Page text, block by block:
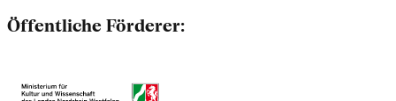
Öffentliche Förderer: